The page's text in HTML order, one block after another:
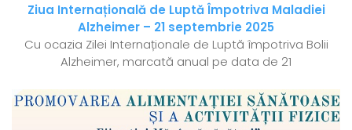
Ziua Internațională de Luptă Împotriva Maladiei
Alzheimer – 21 septembrie 2025
Cu ocazia Zilei Internaționale de Luptă împotriva Bolii
Alzheimer, marcată anual pe data de 21